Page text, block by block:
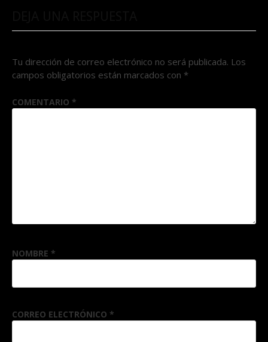
Tu dirección de correo electrónico no será publicada. Los
campos obligatorios están marcados con *
COMENTARIO *
NOMBRE *
CORREO ELECTRÓNICO *